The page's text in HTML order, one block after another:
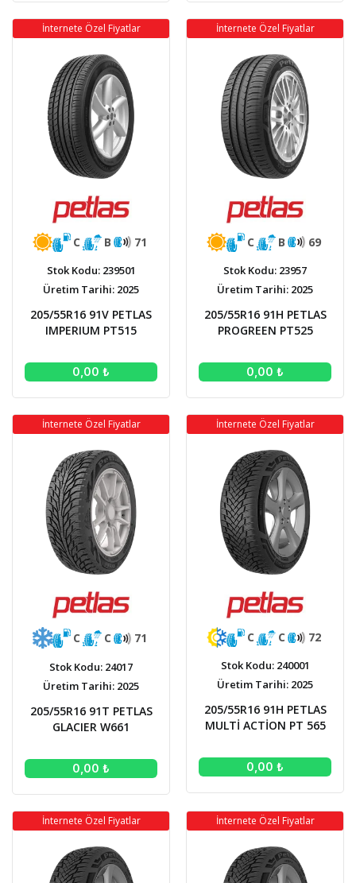
İnternete Özel Fiyatlar
C B 71
Stok Kodu: 239501
Üretim Tarihi: 2025
205/55R16 91V PETLAS
IMPERIUM PT515
0,00 ₺
İnternete Özel Fiyatlar
C B 69
Stok Kodu: 23957
Üretim Tarihi: 2025
205/55R16 91H PETLAS
PROGREEN PT525
0,00 ₺
İnternete Özel Fiyatlar
C C 71
Stok Kodu: 24017
Üretim Tarihi: 2025
205/55R16 91T PETLAS
GLACIER W661
0,00 ₺
İnternete Özel Fiyatlar
C C 72
Stok Kodu: 240001
Üretim Tarihi: 2025
205/55R16 91H PETLAS
MULTİ ACTİON PT 565
0,00 ₺
İnternete Özel Fiyatlar İnternete Özel Fiyatlar